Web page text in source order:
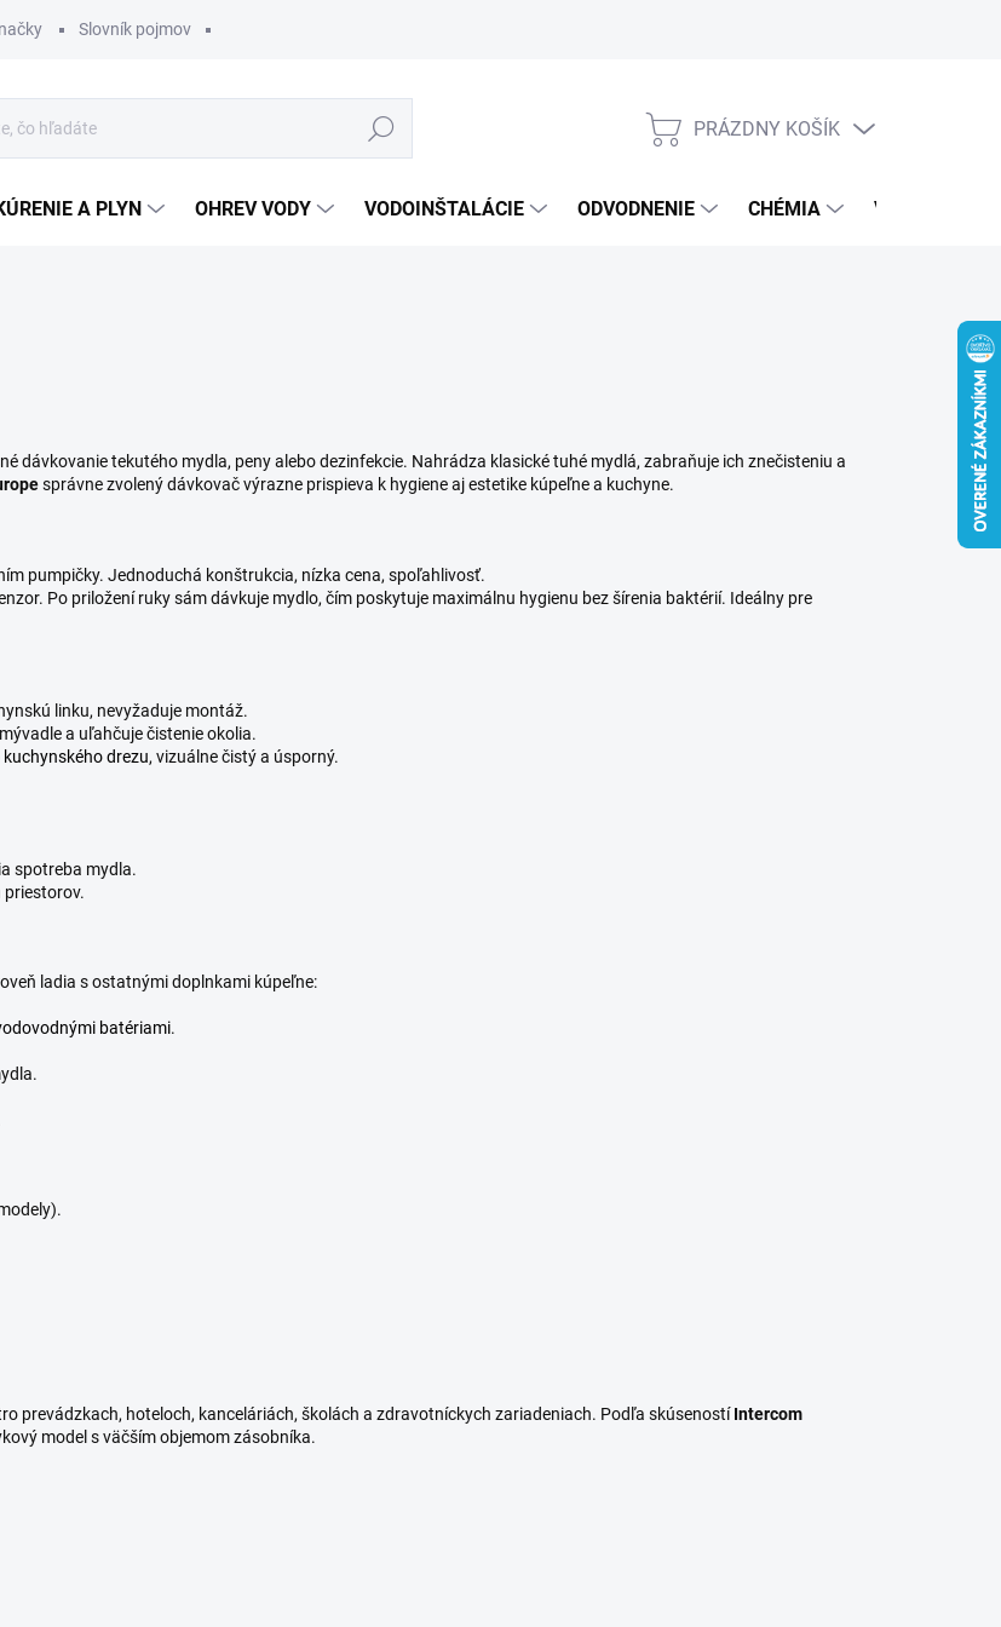
Slovník pojmov
Hľadať
NÁKUPNÝ
PRÁZDNY KOŠÍK
A PLYN OHREV VODY VODOINŠTALÁCIE ODVODNENIE CHÉMIA VEREJNÝ
dávkovanie tekutého mydla, peny alebo dezinfekcie. Nahrádza klasické tuhé mydlá, zabraňuje ich znečisteniu a
správne zvolený dávkovač výrazne prispieva k hygiene aj estetike kúpeľne a kuchyne.
pumpičky. Jednoduchá konštrukcia, nízka cena, spoľahlivosť.
Po priložení ruky sám dávkuje mydlo, čím poskytuje maximálnu hygienu bez šírenia baktérií. Ideálny pre
linku, nevyžaduje montáž.
a uľahčuje čistenie okolia.
kuchynského drezu, vizuálne čistý a úsporný.
spotreba mydla.
priestorov.
ladia s ostatnými doplnkami kúpeľne:
batériami.
prevádzkach, hoteloch, kanceláriách, školách a zdravotníckych zariadeniach. Podľa skúsenostíIntercom
model s väčším objemom zásobníka.